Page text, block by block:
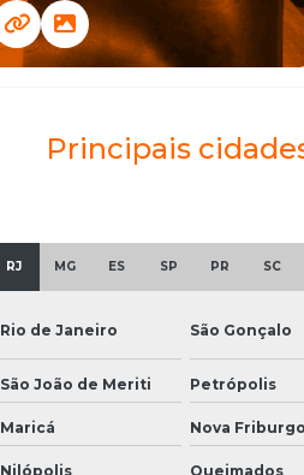
Principais
RJ MG ES SP PR SC
Rio de Janeiro São Gonçalo
São João de Meriti Petrópolis
Maricá Nova Friburgo
Nilópolis Queimados